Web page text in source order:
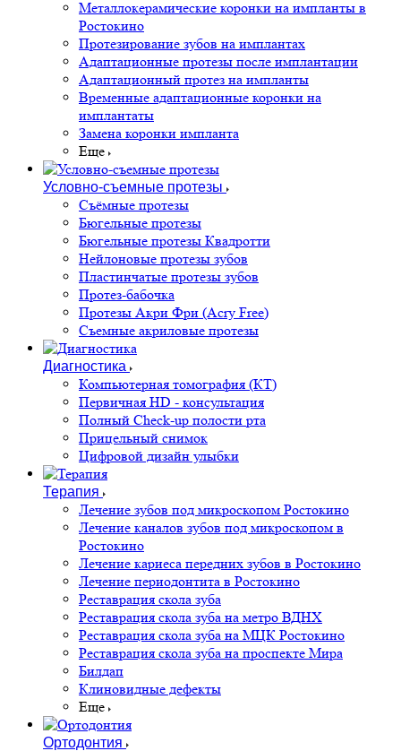
Металлокерамические коронки на импланты в
Ростокино
Протезирование зубов на имплантах
Адаптационные протезы после имплантации
Адаптационный протез на импланты
Временные адаптационные коронки на
имплантаты
Замена коронки импланта
Еще
Условно-съемные протезы
Съёмные протезы
Бюгельные протезы
Бюгельные протезы Квадротти
Нейлоновые протезы зубов
Пластинчатые протезы зубов
Протез-бабочка
Протезы Акри Фри (Acry Free)
Съемные акриловые протезы
Диагностика
Компьютерная томография (КТ)
Первичная HD - консультация
Полный Check-up полости рта
Прицельный снимок
Цифровой дизайн улыбки
Терапия
Лечение зубов под микроскопом Ростокино
Лечение каналов зубов под микроскопом в
Ростокино
Лечение кариеса передних зубов в Ростокино
Лечение периодонтита в Ростокино
Реставрация скола зуба
Реставрация скола зуба на метро ВДНХ
Реставрация скола зуба на МЦК Ростокино
Реставрация скола зуба на проспекте Мира
Билдап
Клиновидные дефекты
Еще
Ортодонтия